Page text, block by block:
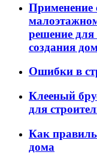
Применение
решение
создания
Ошибки в
Клееный
для
Как
дома